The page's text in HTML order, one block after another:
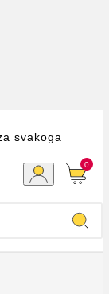
svakoga
0